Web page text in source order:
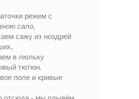
режем с
сало,
сажу из ноздрей
в люльку
тютюн.
поле и кривые